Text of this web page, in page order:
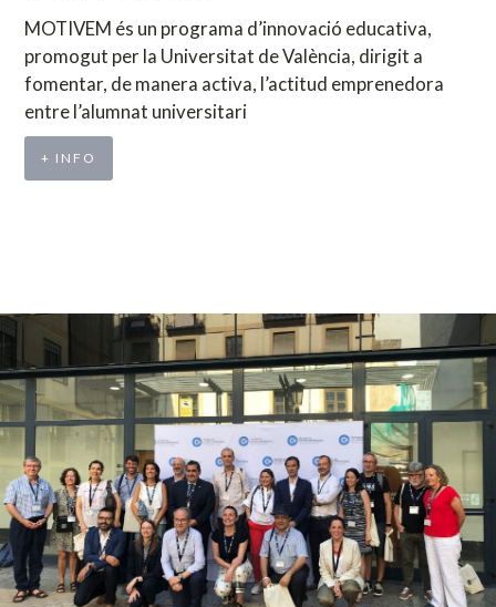
MOTIVEM és un programa d’innovació educativa,
promogut per la Universitat de València, dirigit a
fomentar, de manera activa, l’actitud emprenedora
entre l’alumnat universitari
+ INFO